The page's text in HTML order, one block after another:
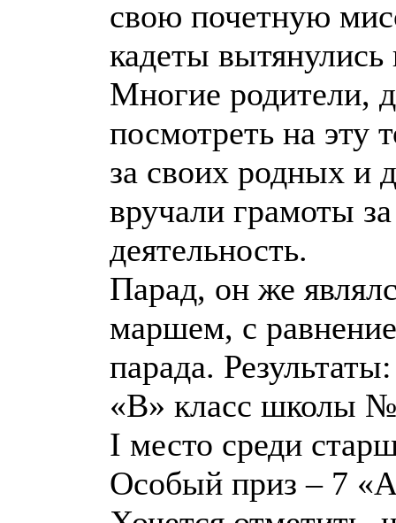
свою почетную
кадеты
Многие родители,
посмотреть на эту
за своих родных и
вручали грамоты
деятельность.
Парад, он же
маршем, с
парада.
«В» класс школы
I место среди
Особый приз – 7